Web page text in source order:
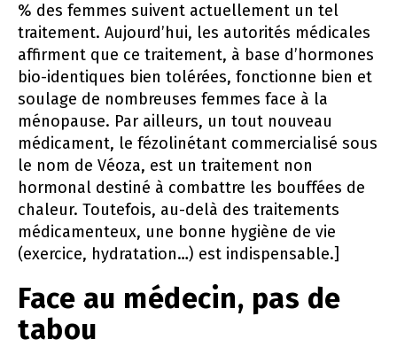
% des femmes suivent actuellement un tel
traitement. Aujourd’hui, les autorités médicales
affirment que ce traitement, à base d’hormones
bio-identiques bien tolérées, fonctionne bien et
soulage de nombreuses femmes face à la
ménopause. Par ailleurs, un tout nouveau
médicament, le fézolinétant commercialisé sous
le nom de Véoza, est un traitement non
hormonal destiné à combattre les bouffées de
chaleur. Toutefois, au-delà des traitements
médicamenteux, une bonne hygiène de vie
(exercice, hydratation…) est indispensable.]
Face au médecin, pas de
tabou